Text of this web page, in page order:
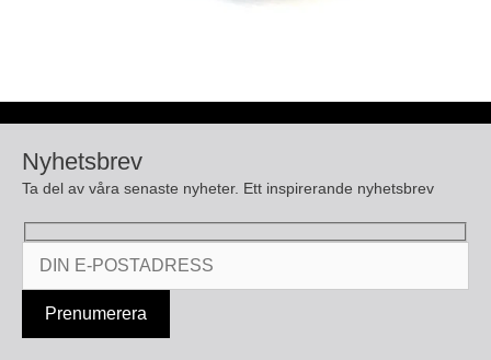
Nyhetsbrev
Ta del av våra senaste nyheter. Ett inspirerande nyhetsbrev